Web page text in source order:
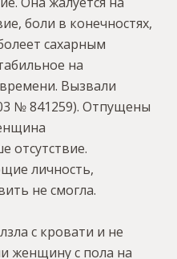
боли в конечностях,
сахарным
на
Вызвали
№ 841259). Отпущены
отсутствие.
личность,
не смогла.
с кровати и не
женщину с пола на